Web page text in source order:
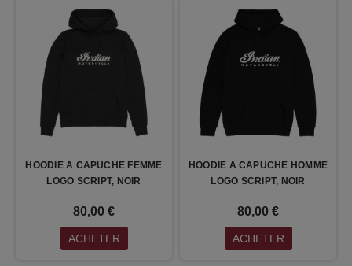
HOODIE A CAPUCHE FEMME
LOGO SCRIPT, NOIR
80,00 €
ACHETER
HOODIE A CAPUCHE HOMME
LOGO SCRIPT, NOIR
80,00 €
ACHETER